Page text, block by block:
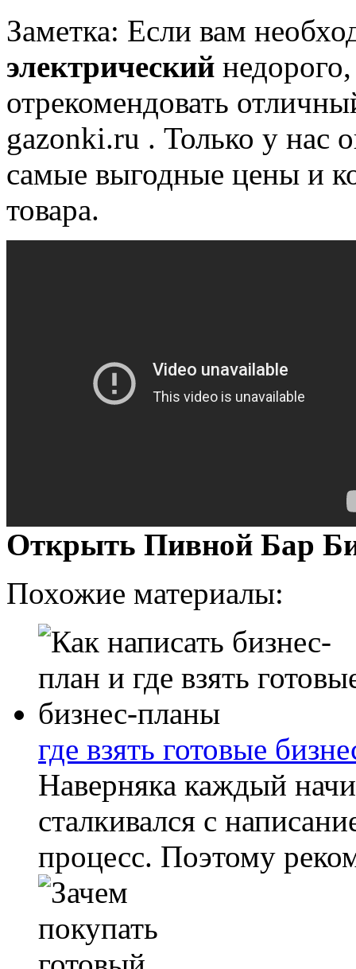
Заметка: Если вам
электрический
отрекомендовать
gazonki.ru . Только у нас
самые выгодные цены и
товара.
Открыть Пивной Бар
Похожие материалы:
где взять готовые
Наверняка каждый
сталкивался с
процесс. Поэтому